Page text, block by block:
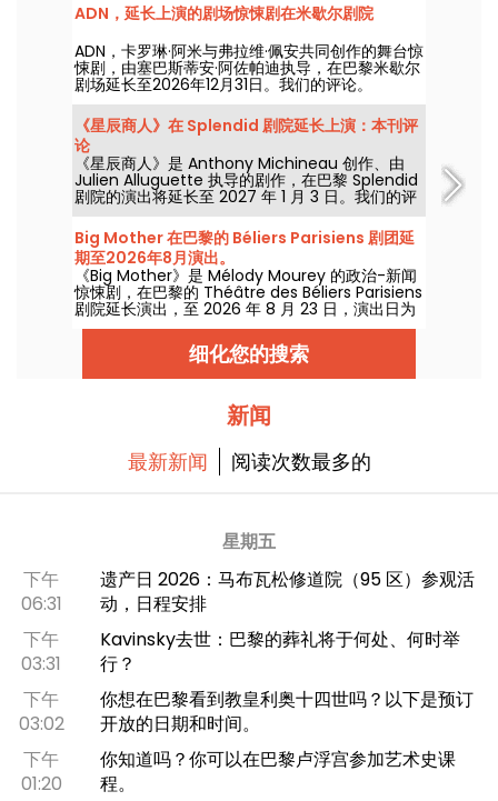
ADN，延长上演的剧场惊悚剧在米歇尔剧院
ADN，卡罗琳·阿米与弗拉维·佩安共同创作的舞台惊
悚剧，由塞巴斯蒂安·阿佐帕迪执导，在巴黎米歇尔
剧场延长至2026年12月31日。我们的评论。
《星辰商人》在 Splendid 剧院延长上演：本刊评
论
《星辰商人》是 Anthony Michineau 创作、由
Julien Alluguette 执导的剧作，在巴黎 Splendid
剧院的演出将延长至 2027 年 1 月 3 日。我们的评
论。
Big Mother 在巴黎的 Béliers Parisiens 剧团延
期至2026年8月演出。
《Big Mother》是 Mélody Mourey 的政治-新闻
惊悚剧，在巴黎的 Théâtre des Béliers Parisiens
剧院延长演出，至 2026 年 8 月 23 日，演出日为
每周二至周日。
细化您的搜索
新闻
最新新闻 阅读次数最多的
星期五
下午
06:31
遗产日 2026：马布瓦松修道院（95 区）参观活
动，日程安排
下午
03:31
Kavinsky去世：巴黎的葬礼将于何处、何时举
行？
下午
03:02
你想在巴黎看到教皇利奥十四世吗？以下是预订
开放的日期和时间。
下午
01:20
你知道吗？你可以在巴黎卢浮宫参加艺术史课
程。